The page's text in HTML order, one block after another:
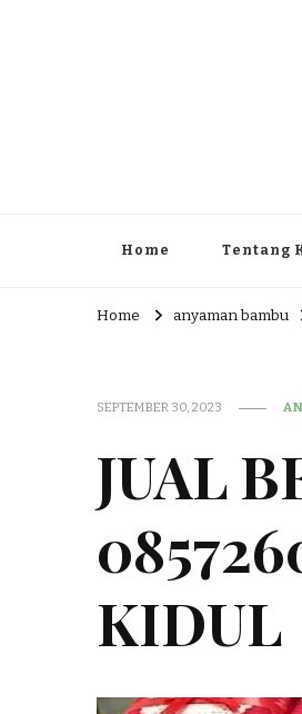
Home Tentang
Home anyaman bambu
SEPTEMBER 30, 2023
JUAL
KIDUL